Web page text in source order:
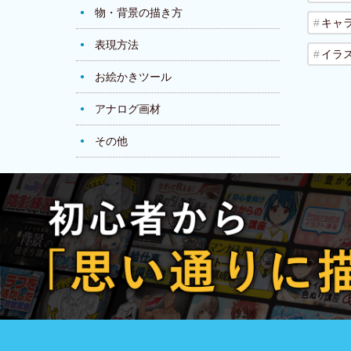
物・背景の描き方
表現方法
お絵かきツール
アナログ画材
その他
キャ
イラ